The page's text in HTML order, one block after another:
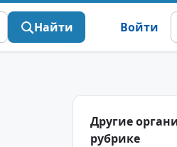
Найти Войти
Другие
рубрике